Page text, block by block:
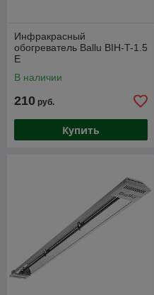
Инфракрасный
обогреватель Ballu BIH-T-1.5
E
В наличии
210 руб.
Купить